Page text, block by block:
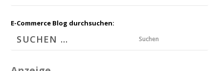
E-Commerce Blog durchsuchen:
Suchen